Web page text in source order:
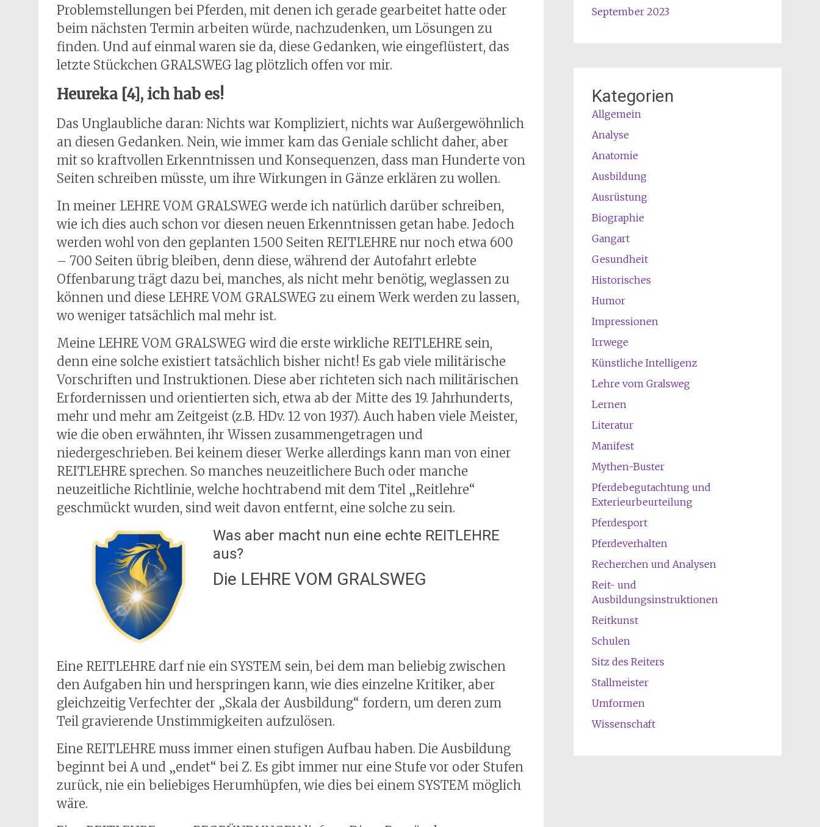
Problemstellungen bei Pferden, mit denen ich gerade gearbeitet hatte oder
beim nächsten Termin arbeiten würde, nachzudenken, um Lösungen zu
finden. Und auf einmal waren sie da, diese Gedanken, wie eingeflüstert, das
letzte Stückchen GRALSWEG lag plötzlich offen vor mir.
Heureka [4], ich hab es!
Das Unglaubliche daran: Nichts war Kompliziert, nichts war Außergewöhnlich
an diesen Gedanken. Nein, wie immer kam das Geniale schlicht daher, aber
mit so kraftvollen Erkenntnissen und Konsequenzen, dass man Hunderte von
Seiten schreiben müsste, um ihre Wirkungen in Gänze erklären zu wollen.
In meiner LEHRE VOM GRALSWEG werde ich natürlich darüber schreiben,
wie ich dies auch schon vor diesen neuen Erkenntnissen getan habe. Jedoch
werden wohl von den geplanten 1.500 Seiten REITLEHRE nur noch etwa 600
– 700 Seiten übrig bleiben, denn diese, während der Autofahrt erlebte
Offenbarung trägt dazu bei, manches, als nicht mehr benötig, weglassen zu
können und diese LEHRE VOM GRALSWEG zu einem Werk werden zu lassen,
wo weniger tatsächlich mal mehr ist.
Meine LEHRE VOM GRALSWEG wird die erste wirkliche REITLEHRE sein,
denn eine solche existiert tatsächlich bisher nicht! Es gab viele militärische
Vorschriften und Instruktionen. Diese aber richteten sich nach militärischen
Erfordernissen und orientierten sich, etwa ab der Mitte des 19. Jahrhunderts,
mehr und mehr am Zeitgeist (z.B. HDv. 12 von 1937). Auch haben viele Meister,
wie die oben erwähnten, ihr Wissen zusammengetragen und
niedergeschrieben. Bei keinem dieser Werke allerdings kann man von einer
REITLEHRE sprechen. So manches neuzeitlichere Buch oder manche
neuzeitliche Richtlinie, welche hochtrabend mit dem Titel „Reitlehre“
geschmückt wurden, sind weit davon entfernt, eine solche zu sein.
Was aber macht nun eine echte REITLEHRE
aus?
Die LEHRE VOM GRALSWEG
Eine REITLEHRE darf nie ein SYSTEM sein, bei dem man beliebig zwischen
den Aufgaben hin und herspringen kann, wie dies einzelne Kritiker, aber
gleichzeitig Verfechter der „Skala der Ausbildung“ fordern, um deren zum
Teil gravierende Unstimmigkeiten aufzulösen.
Eine REITLEHRE muss immer einen stufigen Aufbau haben. Die Ausbildung
beginnt bei A und „endet“ bei Z. Es gibt immer nur eine Stufe vor oder Stufen
zurück, nie ein beliebiges Herumhüpfen, wie dies bei einem SYSTEM möglich
wäre.
September 2023
Kategorien
Allgemein
Analyse
Anatomie
Ausbildung
Ausrüstung
Biographie
Gangart
Gesundheit
Historisches
Humor
Impressionen
Irrwege
Künstliche Intelligenz
Lehre vom Gralsweg
Lernen
Literatur
Manifest
Mythen-Buster
Pferdebegutachtung und
Exterieurbeurteilung
Pferdesport
Pferdeverhalten
Recherchen und Analysen
Reit- und
Ausbildungsinstruktionen
Reitkunst
Schulen
Sitz des Reiters
Stallmeister
Umformen
Wissenschaft